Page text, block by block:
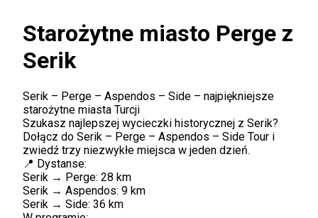
Starożytne miasto Perge z
Serik
Serik – Perge – Aspendos – Side – najpiękniejsze
starożytne miasta Turcji
Szukasz najlepszej wycieczki historycznej z Serik?
Dołącz do Serik – Perge – Aspendos – Side Tour i
zwiedź trzy niezwykłe miejsca w jeden dzień.
📍 Dystanse:
Serik → Perge: 28 km
Serik → Aspendos: 9 km
Serik → Side: 36 km